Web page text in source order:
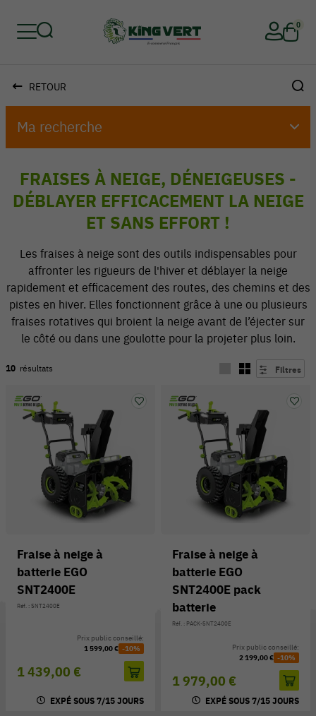
0
RETOUR
Ma recherche
FRAISES À NEIGE, DÉNEIGEUSES -
DÉBLAYER EFFICACEMENT LA NEIGE
ET SANS EFFORT !
Les fraises à neige sont des outils indispensables pour
affronter les rigueurs de l'hiver et déblayer la neige
rapidement et efficacement des routes, des chemins et des
pistes en hiver. Elles fonctionnent grâce à une ou plusieurs
fraises rotatives qui broient la neige avant de l’éjecter sur
le côté ou dans une goulotte pour la projeter plus loin.
10 résultats Filtres
Fraise à neige à
batterie EGO
SNT2400E
Réf. : SNT2400E
1 439,00 €
Prix public conseillé:
1 599,00 € -10%
EXPÉ SOUS 7/15 JOURS
Fraise à neige à
batterie EGO
SNT2400E pack
batterie
Réf. : PACK-SNT2400E
1 979,00 €
Prix public conseillé:
2 199,00 € -10%
EXPÉ SOUS 7/15 JOURS